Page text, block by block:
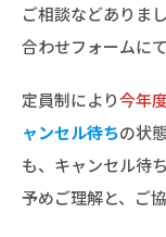
ご相談などありま
合わせフォームに
定員制により今年
ャンセル待ちの状
も、キャンセル待
予めご理解と、ご